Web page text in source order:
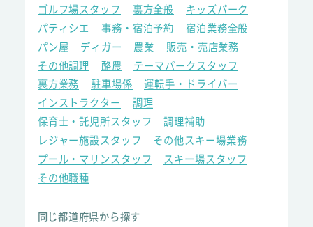
ゴルフ場スタッフ
裏方全般
キッズパーク
パティシエ
事務・宿泊予約
宿泊業務全般
パン屋
ディガー 農業
販売・売店業務
その他調理
酪農
テーマパークスタッフ
裏方業務
駐車場係
運転手・ドライバー
インストラクター
調理
保育士・託児所スタッフ
調理補助
レジャー施設スタッフ
その他スキー場業務
プール・マリンスタッフ
スキー場スタッフ
その他職種
同じ都道府県から探す